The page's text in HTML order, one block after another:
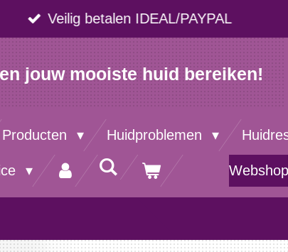
Veilig betalen IDEAL/PAYPAL
jouw mooiste huid bereiken!
Producten Huidproblemen
Webshop